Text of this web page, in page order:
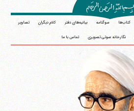
کتاب‌ها سوگنامه بیانیه‌های دفتر کلام دیگران تصاویر
نگارخانه صوتی تصویری تماس با ما